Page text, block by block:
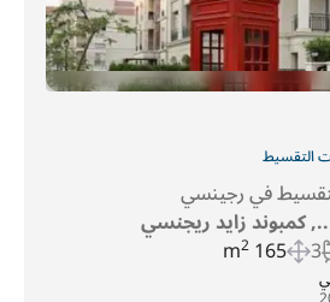
في رجينسي
كمبوند زايد ريجنسي
3
165 m
2